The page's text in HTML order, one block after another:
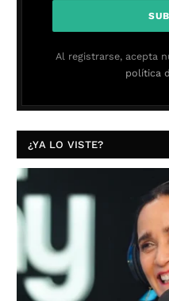
Al registrarse, acepta
política
¿YA LO VISTE?